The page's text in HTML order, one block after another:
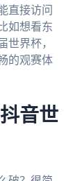
直接访问
如想看东
世界杯，
的观赛体
音世